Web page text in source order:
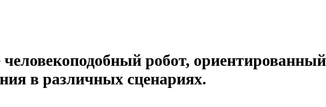
робот,
в различных сценариях.